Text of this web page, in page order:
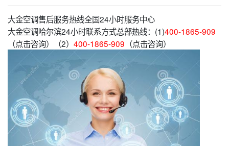
大金空调售后服务热线全国24小时服务中心
大金空调哈尔滨24小时联系方式总部热线：(1)400-1865-909
（点击咨询）（2） 400-1865-909 （点击咨询）